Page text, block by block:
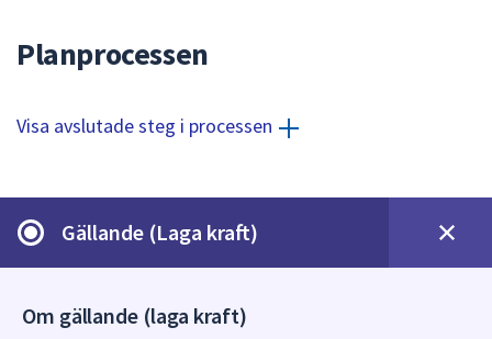
Planprocessen
Visa avslutade steg i processen
Gällande (Laga kraft)
Om gällande (laga kraft)